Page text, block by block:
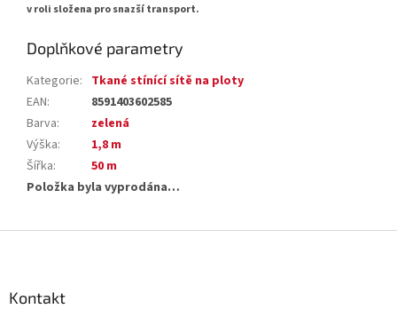
v roli složena pro snazší transport.
Doplňkové parametry
Kategorie: Tkané stínící sítě na ploty
EAN:
8591403602585
Barva:
zelená
Výška:
1,8 m
Šířka:
50 m
Položka byla vyprodána…
Kontakt